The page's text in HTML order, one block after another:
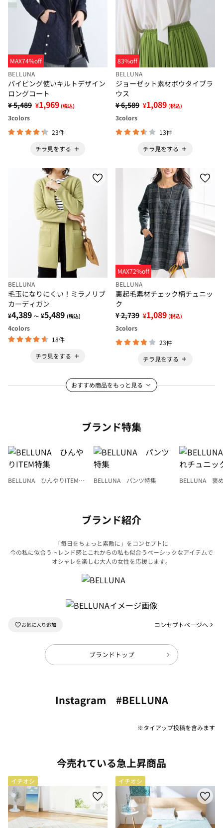
MAX74%off
BELLUNA
パイピング使いキルトデザイン
ロングコート
¥ 5,489 ¥1,969 (税込)
3colors
23件
チラ見をする
83%off
BELLUNA
ジョーゼット素材ボウタイブラ
ウス
¥ 6,589 ¥1,089 (税込)
3colors
13件
チラ見をする
BELLUNA
毛玉になりにくい！ミラノリブ
カーディガン
¥4,389 ～ ¥5,489 (税込)
4colors
18件
チラ見をする
MAX72%off
BELLUNA
裏起毛素材チェック柄チュニッ
ク
¥ 2,739 ¥1,089 (税込)
3colors
23件
チラ見をする
おすすめ商品をもっと見る
ブランド特集
BELLUNA ひんやりITEM特
BELLUNA パンツ特集
BELLUNA 褒
ブランド紹介
「毎日をちょっと素敵に」をコンセプトに
今の私に似合うトレンド感とこれからの私も似合うベーシックなアイテムで
オシャレを楽しむ大人の女性を応援します。
コンセプトページへ
ブランドトップ
Instagram #BELLUNA
※タイアップ投稿を含みます
今売れている急上昇商品
イチオシ イチオシ